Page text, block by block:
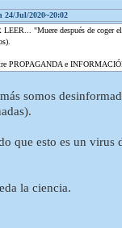
Jul/2020~20:02
"Muere después de coger
PROPAGANDA e
somos
que esto es un virus
la ciencia.